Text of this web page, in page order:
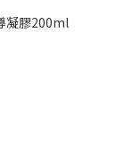
凝膠200ml